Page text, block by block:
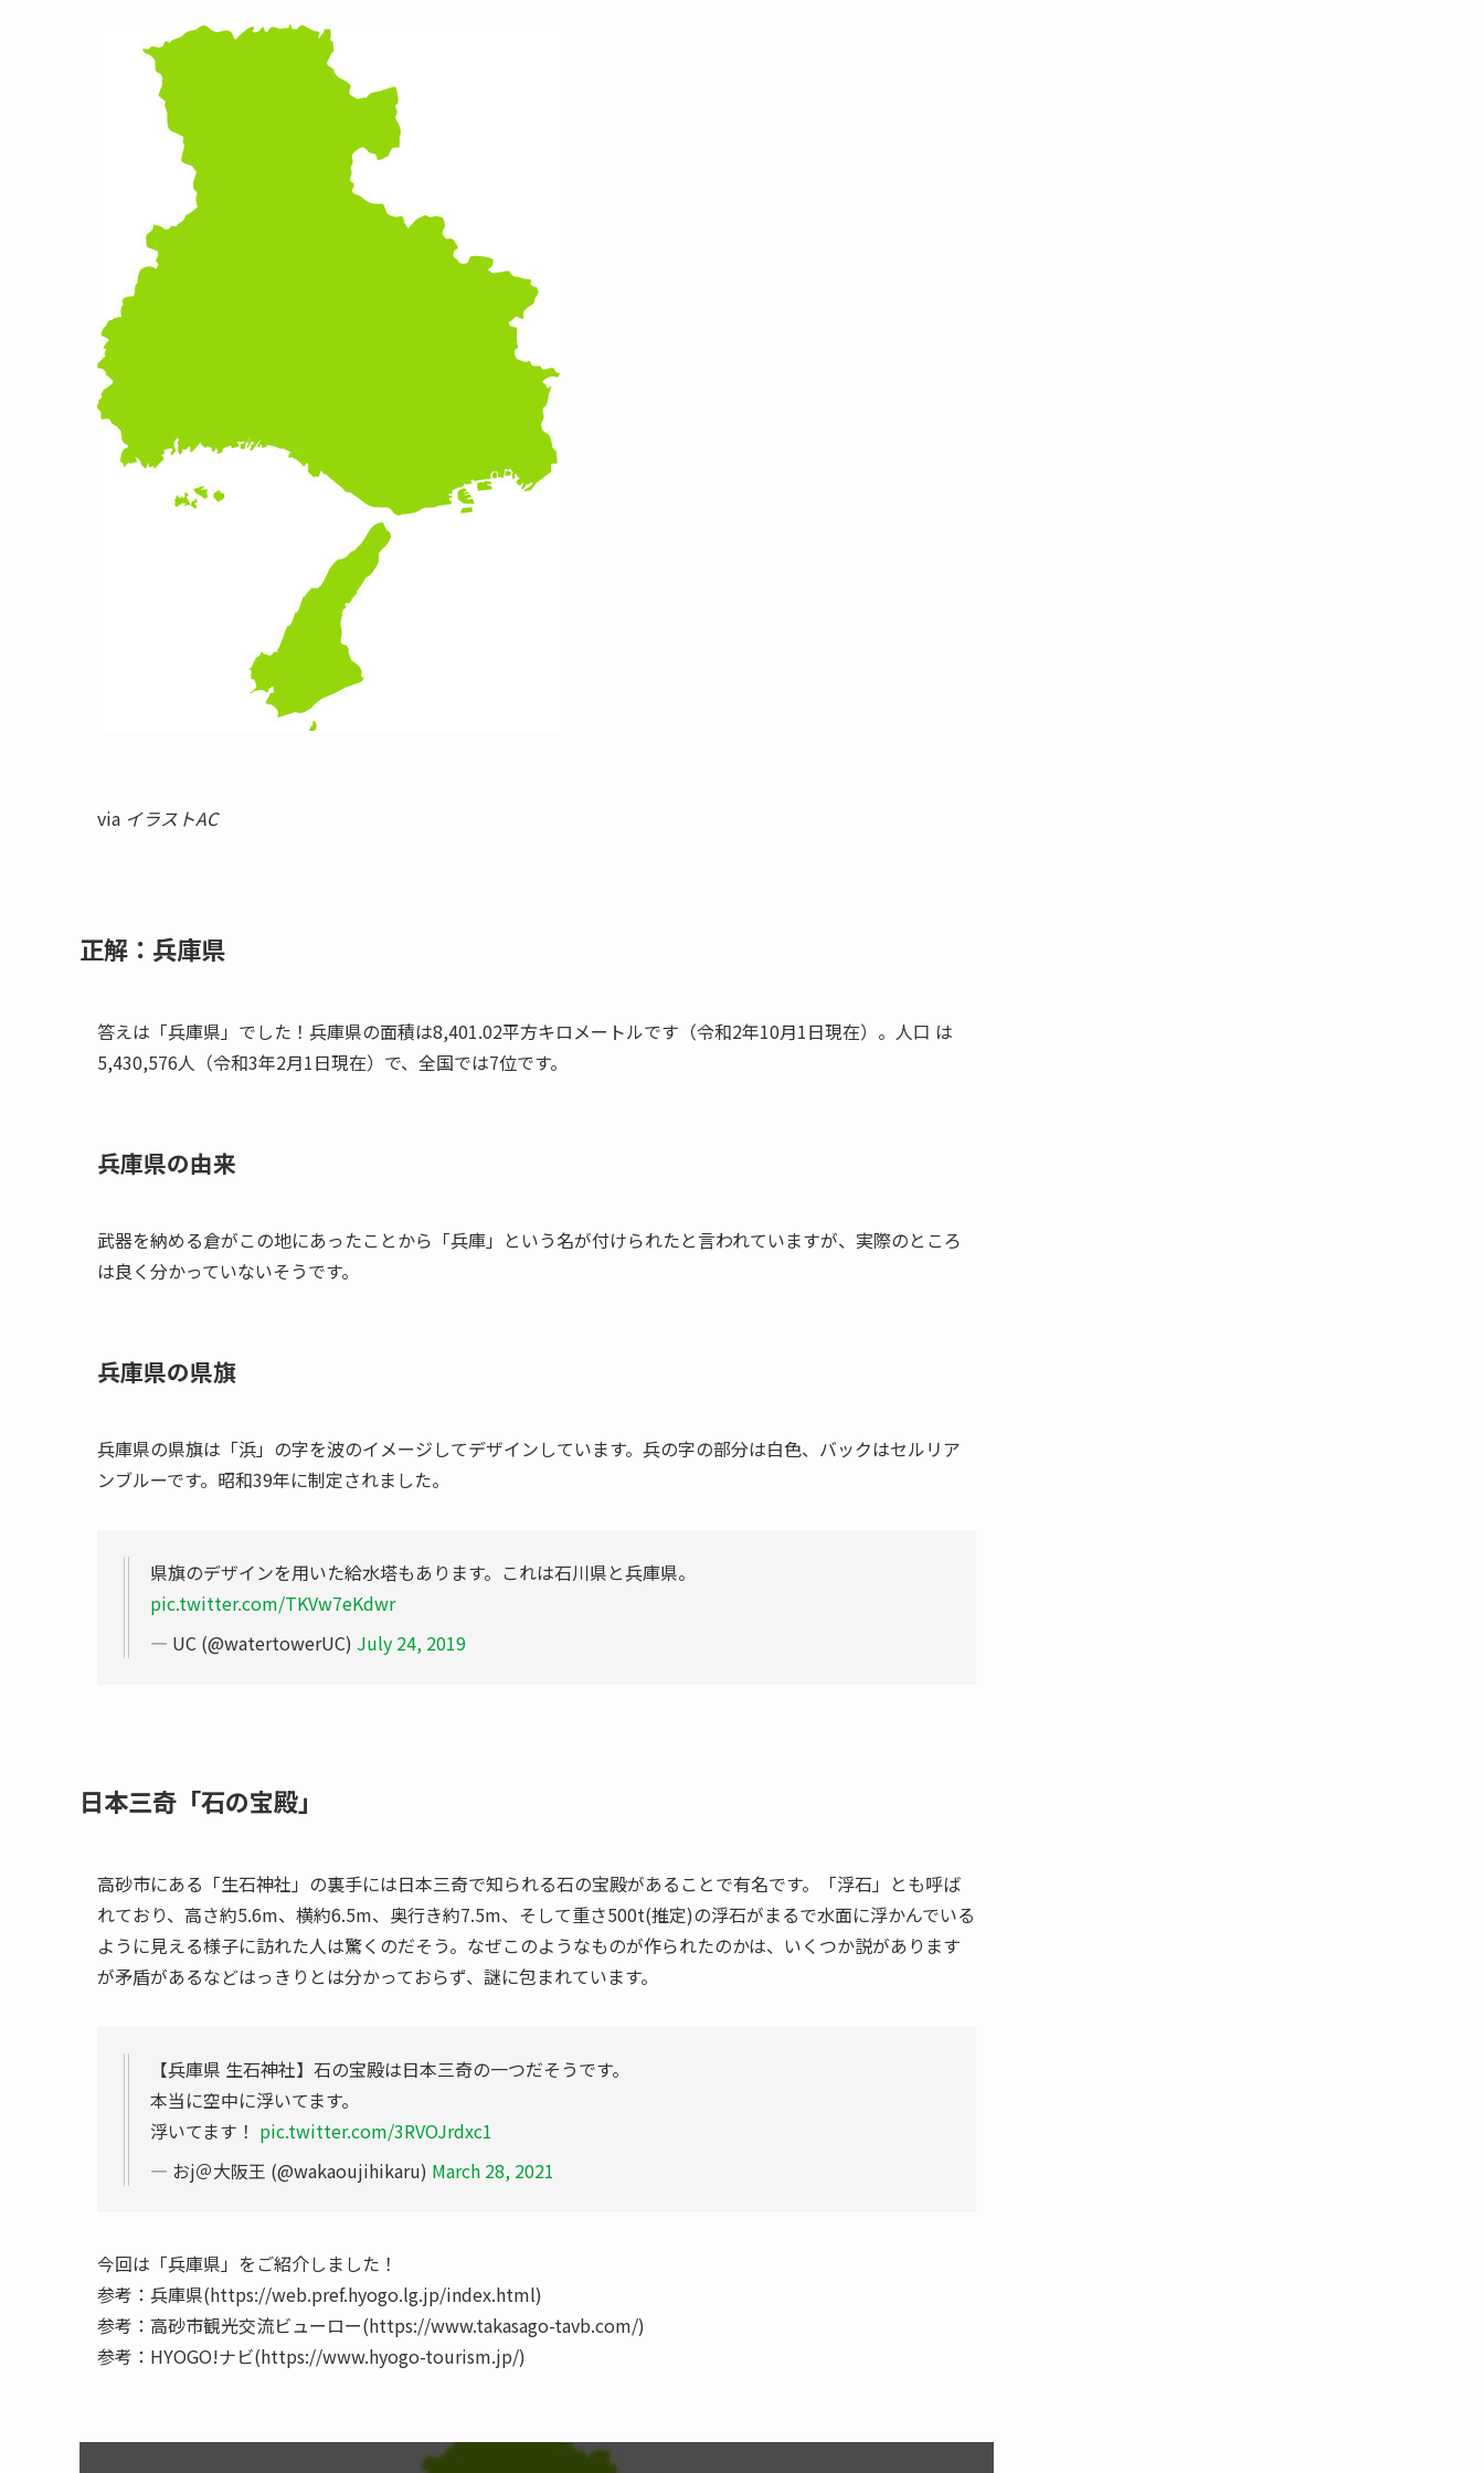
via イラストAC
正解：兵庫県
答えは「兵庫県」でした！兵庫県の面積は8,401.02平方キロメートルです（令和2年10月1日現在）。人口 は
5,430,576人（令和3年2月1日現在）で、全国では7位です。
兵庫県の由来
武器を納める倉がこの地にあったことから「兵庫」という名が付けられたと言われていますが、実際のところ
は良く分かっていないそうです。
兵庫県の県旗
兵庫県の県旗は「浜」の字を波のイメージしてデザインしています。兵の字の部分は白色、バックはセルリア
ンブルーです。昭和39年に制定されました。
県旗のデザインを用いた給水塔もあります。これは石川県と兵庫県。
pic.twitter.com/TKVw7eKdwr
— UC (@watertowerUC) July 24, 2019
日本三奇「石の宝殿」
高砂市にある「生石神社」の裏手には日本三奇で知られる石の宝殿があることで有名です。「浮石」とも呼ば
れており、高さ約5.6m、横約6.5m、奥行き約7.5m、そして重さ500t(推定)の浮石がまるで水面に浮かんでいる
ように見える様子に訪れた人は驚くのだそう。なぜこのようなものが作られたのかは、いくつか説があります
が矛盾があるなどはっきりとは分かっておらず、謎に包まれています。
【兵庫県 生石神社】石の宝殿は日本三奇の一つだそうです。
本当に空中に浮いてます。
浮いてます！ pic.twitter.com/3RVOJrdxc1
— おj＠大阪王 (@wakaoujihikaru) March 28, 2021
今回は「兵庫県」をご紹介しました！
参考：兵庫県(https://web.pref.hyogo.lg.jp/index.html)
参考：高砂市観光交流ビューロー(https://www.takasago-tavb.com/)
参考：HYOGO!ナビ(https://www.hyogo-tourism.jp/)